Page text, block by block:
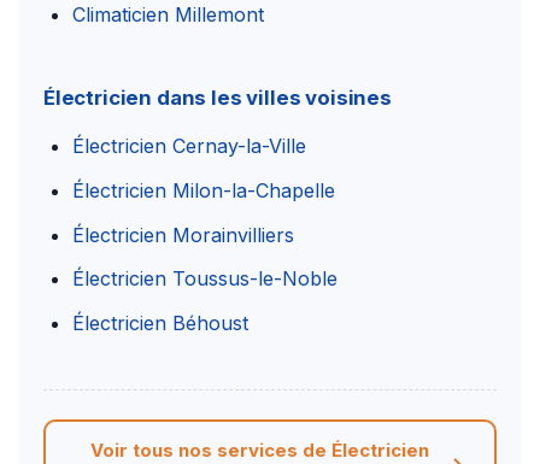
Climaticien Millemont
Électricien dans les villes voisines
Électricien Cernay-la-Ville
Électricien Milon-la-Chapelle
Électricien Morainvilliers
Électricien Toussus-le-Noble
Électricien Béhoust
Voir tous nos services de Électricien